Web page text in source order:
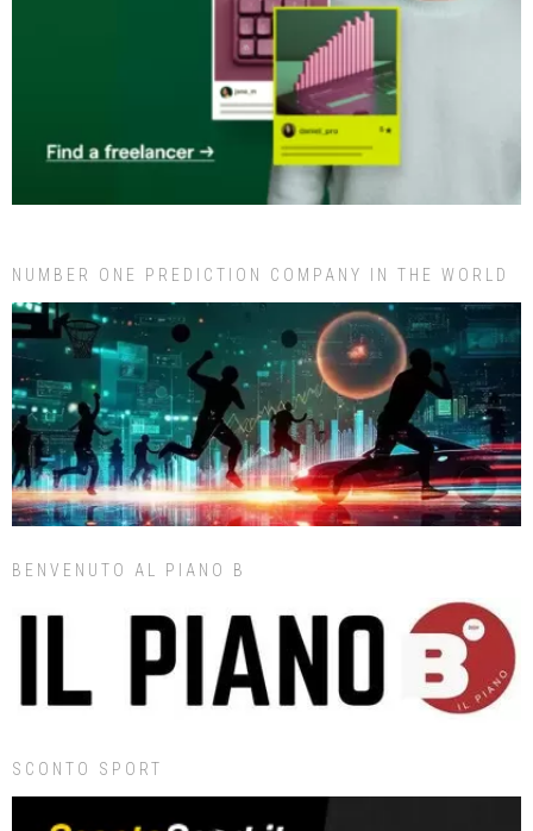
NUMBER ONE PREDICTION COMPANY IN THE WORLD
BENVENUTO AL PIANO B
SCONTO SPORT